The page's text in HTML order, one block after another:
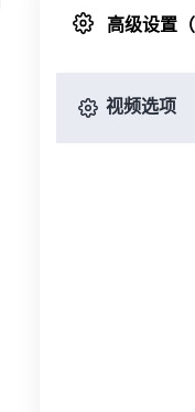
高级设置
视频选项